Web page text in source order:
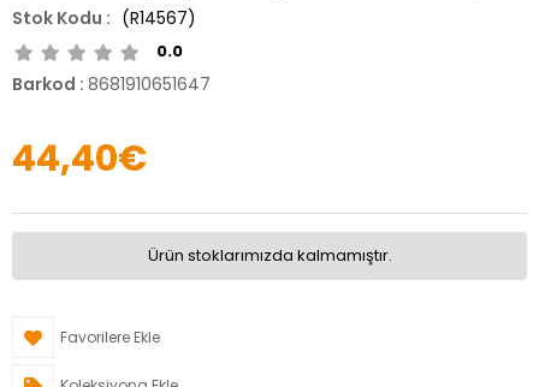
(R14567)
0.0
Barkod : 8681910651647
44,40€
Ürün stoklarımızda kalmamıştır.
Favorilere Ekle